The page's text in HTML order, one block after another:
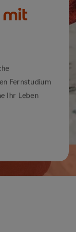
Fernstudium
Ihr Leben